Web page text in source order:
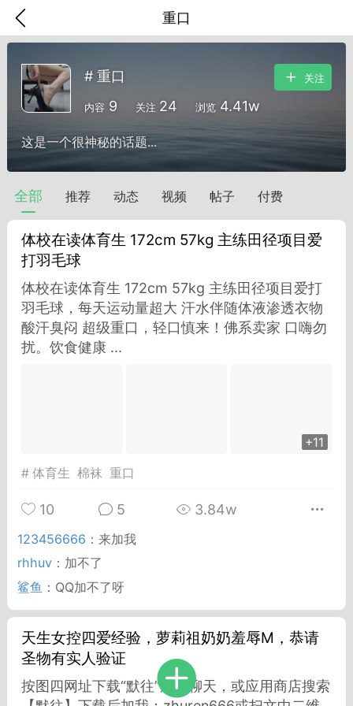
重口
味”的小姐
大二女生囡囡
小姐姐 海航在飞空姐
# 重口
内容 9 关注 24 浏览 4.41w
关注
这是一个很神秘的话题...
全部 推荐 动态 视频 帖子 付费
体校在读体育生 172cm 57kg 主练田径项目爱
打羽毛球
体校在读体育生 172cm 57kg 主练田径项目爱打
羽毛球，每天运动量超大 汗水伴随体液渗透衣物
酸汗臭闷 超级重口，轻口慎来！佛系卖家 口嗨勿
扰。饮食健康 ...
+11
# 体育生 棉袜 重口
10 5 3.84w
123456666 ：来加我
rhhuv ： 加不了
鲨鱼 ： QQ加不了呀
天生女控四爱经验，萝莉祖奶奶羞辱M，恭请
圣物有实人验证
按图四网址下载“默往”加密聊天，或应用商店搜索